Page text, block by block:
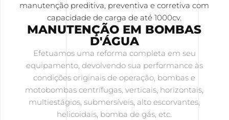
manutenção preditiva, preventiva e corretiva com
capacidade de carga de até 1000cv.
MANUTENÇÃO EM BOMBAS
D'ÁGUA
Efetuamos uma reforma completa em seu
equipamento, devolvendo sua performance às
condições originais de operação, bombas e
motobombas centrífugas, verticais, horizontais,
multiestágios, submersíveis, alto escorvantes,
helicoidais, bomba de gás, etc.